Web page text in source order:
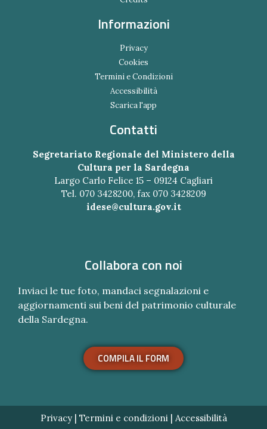
Informazioni
Privacy
Cookies
Termini e Condizioni
Accessibilità
Scarica l'app
Contatti
Segretariato Regionale del Ministero della
Cultura per la Sardegna
Largo Carlo Felice 15 – 09124 Cagliari
Tel. 070 3428200, fax 070 3428209
idese@cultura.gov.it
Collabora con noi
Inviaci le tue foto, mandaci segnalazioni e
aggiornamenti sui beni del patrimonio culturale
della Sardegna.
COMPILA IL FORM
Privacy| Termini e condizioni| Accessibilità